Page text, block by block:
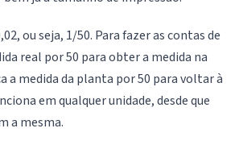
ou seja, 1/50. Para fazer as contas de
real por 50 para obter a medida na
medida da planta por 50 para voltar à
em qualquer unidade, desde que
a mesma.